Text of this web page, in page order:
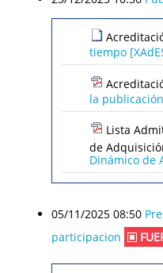
tiempo
la publicación
Lista
de
Dinámico de
05/11/2025 08:50
participacion